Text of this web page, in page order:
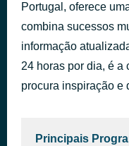
Portugal, oferece
combina sucessos
informação
24 horas por dia, é a
procura inspiração e
Principais